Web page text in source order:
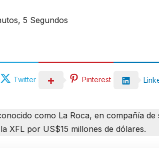
5 Segundos
Twitter Pinterest
como La Roca, en compañía de
XFL por US$15 millones de dólares.